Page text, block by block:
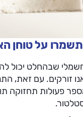
על טוחן
שבהחלט יכול
זורקים. עם זאת,
פעולות תחזוקה